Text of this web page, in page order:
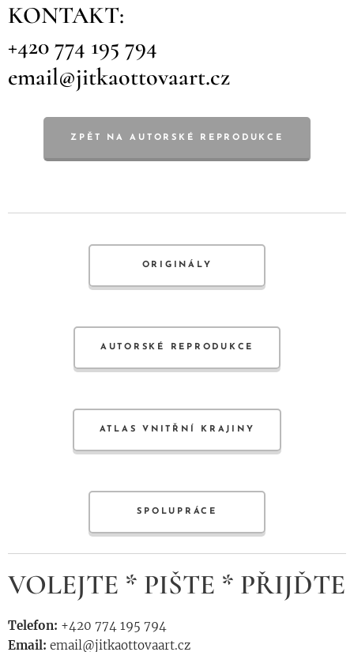
KONTAKT:
+420 774 195 794
email@jitkaottovaart.cz
ZPĚT NA AUTORSKÉ REPRODUKCE
ORIGINÁLY
AUTORSKÉ REPRODUKCE
ATLAS VNITŘNÍ KRAJINY
SPOLUPRÁCE
VOLEJTE * PIŠTE * PŘIJĎTE
Telefon: +420 774 195 794
Email: email@jitkaottovaart.cz